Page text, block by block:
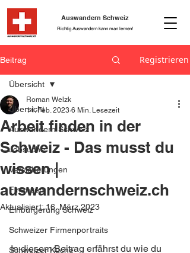
Richtig Auswandern kann man lernen!
Auswandern Schweiz
Beitrag Registrieren
Übersicht
Auswandern Schweiz
Jobsuche
Versicherungen
Finanzen
Einbürgerung Schweiz
Schweizer Firmenportraits
Schweizer Küche
Übersicht
Arbeit finden in der
Schweiz - Das musst du
wissen |
auswandernschweiz.ch
Roman Welzk
14. Feb. 2023 6 Min. Lesezeit
Aktualisiert:16. März 2023
In diesem Beitrag erfährst du wie du